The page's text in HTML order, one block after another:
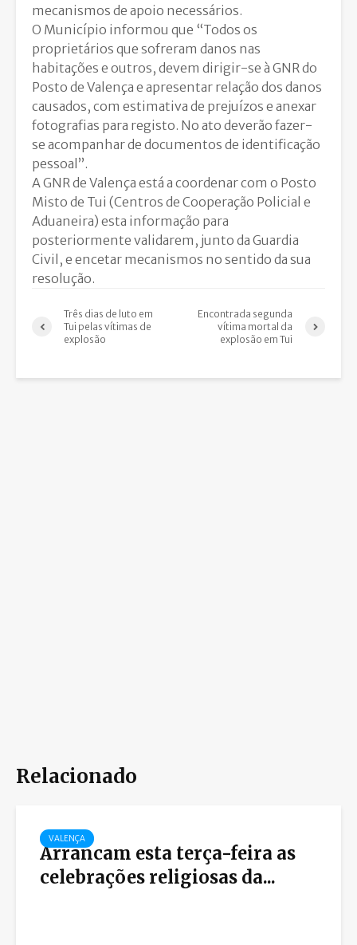
mecanismos de apoio necessários.
O Município informou que “Todos os
proprietários que sofreram danos nas
habitações e outros, devem dirigir-se à GNR do
Posto de Valença e apresentar relação dos danos
causados, com estimativa de prejuízos e anexar
fotografias para registo. No ato deverão fazer-
se acompanhar de documentos de identificação
pessoal”.
A GNR de Valença está a coordenar com o Posto
Misto de Tui (Centros de Cooperação Policial e
Aduaneira) esta informação para
posteriormente validarem, junto da Guardia
Civil, e encetar mecanismos no sentido da sua
resolução.
Três dias de luto em
Tui pelas vítimas de
explosão
Encontrada segunda
vítima mortal da
explosão em Tui
Relacionado
VALENÇA
Arrancam esta terça-feira as
celebrações religiosas da...